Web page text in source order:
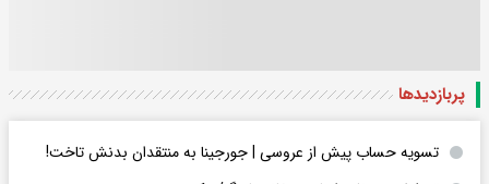
پربازدید‌ها
تسویه حساب پیش از عروسی | جورجینا به منتقدان بدنش تاخت!